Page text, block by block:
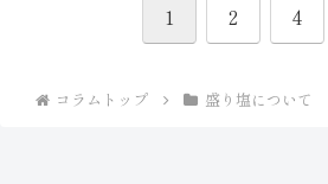
1 2 4
コラムトップ 盛り塩について